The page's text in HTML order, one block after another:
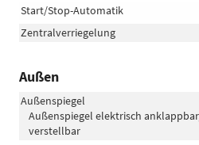
Start/Stop-Automatik
Zentralverriegelung
Außen
Außenspiegel
Außenspiegel elektrisch
verstellbar